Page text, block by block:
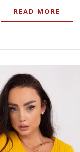
READ MORE